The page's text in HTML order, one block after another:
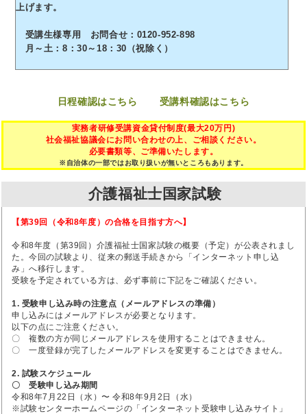
上げます。
受講生様専用 お問合せ：0120-952-898
月～土：8：30～18：30（祝除く）
日程確認はこちら 受講料確認はこちら
実務者研修受講資金貸付制度(最大20万円)
社会福祉協議会にお問い合わせの上、ご相談ください。
必要書類等、ご準備いたします。
※自治体の一部ではお取り扱いが無いところもあります。
介護福祉士国家試験
【第39回（令和8年度）の合格を目指す方へ】
令和8年度（第39回）介護福祉士国家試験の概要（予定）が公表されまし
た。今回の試験より、従来の郵送手続きから「インターネット申し込
み」へ移行します。
受験を予定されている方は、必ず事前に下記をご確認ください。
1. 受験申し込み時の注意点（メールアドレスの準備）
申し込みにはメールアドレスが必要となります。
以下の点にご注意ください。
〇 複数の方が同じメールアドレスを使用することはできません。
〇 一度登録が完了したメールアドレスを変更することはできません。
2. 試験スケジュール
〇 受験申し込み期間
令和8年7月22日（水）〜 令和8年9月2日（水）
※試験センターホームページの「インターネット受験申し込みサイト」